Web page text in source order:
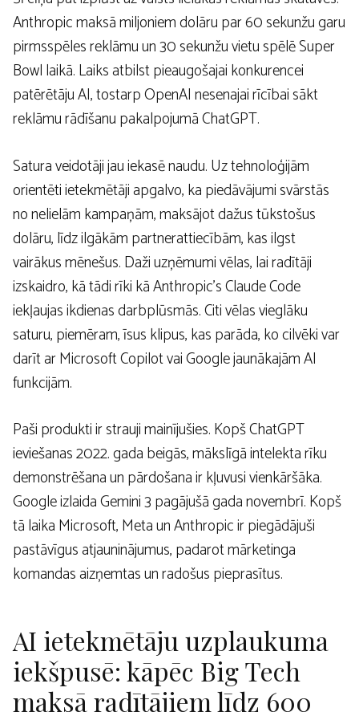
Anthropic maksā miljoniem dolāru par 60 sekunžu garu
pirmsspēles reklāmu un 30 sekunžu vietu spēlē Super
Bowl laikā. Laiks atbilst pieaugošajai konkurencei
patērētāju AI, tostarp OpenAI nesenajai rīcībai sākt
reklāmu rādīšanu pakalpojumā ChatGPT.
Satura veidotāji jau iekasē naudu. Uz tehnoloģijām
orientēti ietekmētāji apgalvo, ka piedāvājumi svārstās
no nelielām kampaņām, maksājot dažus tūkstošus
dolāru, līdz ilgākām partnerattiecībām, kas ilgst
vairākus mēnešus. Daži uzņēmumi vēlas, lai radītāji
izskaidro, kā tādi rīki kā Anthropic’s Claude Code
iekļaujas ikdienas darbplūsmās. Citi vēlas vieglāku
saturu, piemēram, īsus klipus, kas parāda, ko cilvēki var
darīt ar Microsoft Copilot vai Google jaunākajām AI
funkcijām.
Paši produkti ir strauji mainījušies. Kopš ChatGPT
ieviešanas 2022. gada beigās, mākslīgā intelekta rīku
demonstrēšana un pārdošana ir kļuvusi vienkāršāka.
Google izlaida Gemini 3 pagājušā gada novembrī. Kopš
tā laika Microsoft, Meta un Anthropic ir piegādājuši
pastāvīgus atjauninājumus, padarot mārketinga
komandas aizņemtas un radošus pieprasītus.
AI ietekmētāju uzplaukuma
iekšpusē: kāpēc Big Tech
maksā radītājiem līdz 600